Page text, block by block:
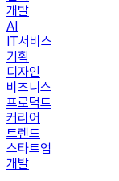
개발
AI
IT서비스
기획
디자인
비즈니스
프로덕트
커리어
트렌드
스타트업
개발